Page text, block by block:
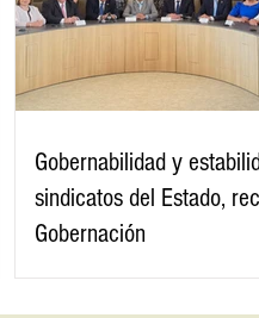
Gobernabilidad y
sindicatos del Estado,
Gobernación